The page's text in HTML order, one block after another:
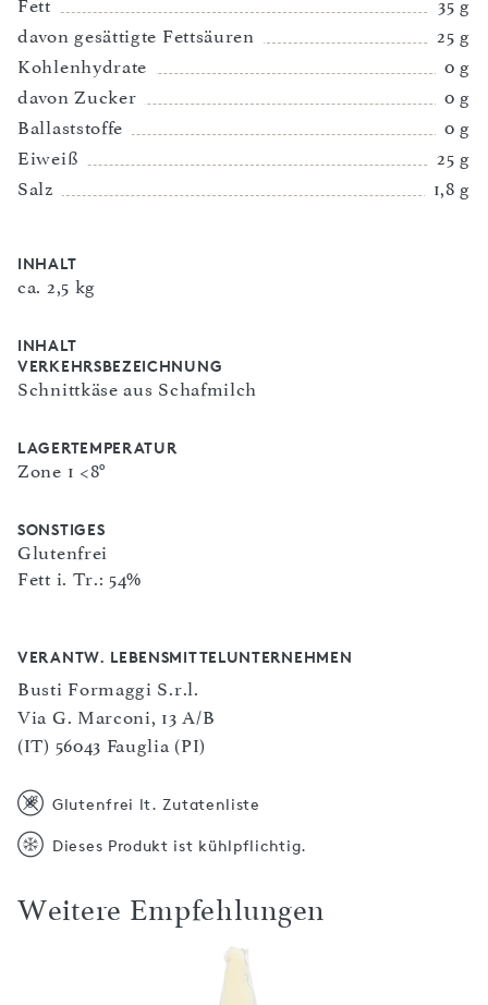
Fett
35 g
davon gesättigte Fettsäuren
25 g
Kohlenhydrate
0 g
davon Zucker
0 g
Ballaststoffe
0 g
Eiweiß
25 g
Salz
1,8 g
INHALT
ca. 2,5 kg
INHALT
VERKEHRSBEZEICHNUNG
Schnittkäse aus Schafmilch
LAGERTEMPERATUR
Zone 1 <8°
SONSTIGES
Glutenfrei
Fett i. Tr.: 54%
VERANTW. LEBENSMITTELUNTERNEHMEN
Busti Formaggi S.r.l.
Via G. Marconi, 13 A/B
(IT) 56043 Fauglia (PI)
Glutenfrei lt. Zutatenliste
Dieses Produkt ist kühlpflichtig.
Weitere Empfehlungen